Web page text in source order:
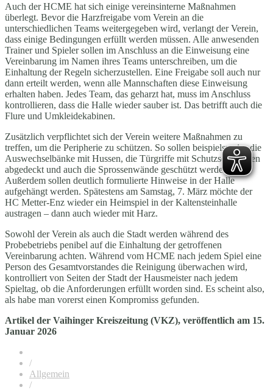
Auch der HCME hat sich einige vereinsinterne Maßnahmen
überlegt. Bevor die Harzfreigabe vom Verein an die
unterschiedlichen Teams weitergegeben wird, verlangt der Verein,
dass einige Bedingungen erfüllt werden müssen. Alle anwesenden
Trainer und Spieler sollen im Anschluss an die Einweisung eine
Vereinbarung im Namen ihres Teams unterschreiben, um die
Einhaltung der Regeln sicherzustellen. Eine Freigabe soll auch nur
dann erteilt werden, wenn alle Mannschaften diese Einweisung
erhalten haben. Jedes Team, das geharzt hat, muss im Anschluss
kontrollieren, dass die Halle wieder sauber ist. Das betrifft auch die
Flure und Umkleidekabinen.
Zusätzlich verpflichtet sich der Verein weitere Maßnahmen zu
treffen, um die Peripherie zu schützen. So sollen beispielsweise die
Auswechselbänke mit Hussen, die Türgriffe mit Schutzschläuchen
abgedeckt und auch die Sprossenwände geschützt werden.
Außerdem sollen deutlich formulierte Hinweise in der Halle
aufgehängt werden. Spätestens am Samstag, 7. März möchte der
HC Metter-Enz wieder ein Heimspiel in der Kaltensteinhalle
austragen – dann auch wieder mit Harz.
Sowohl der Verein als auch die Stadt werden während des
Probebetriebs penibel auf die Einhaltung der getroffenen
Vereinbarung achten. Während vom HCME nach jedem Spiel eine
Person des Gesamtvorstandes die Reinigung überwachen wird,
kontrolliert von Seiten der Stadt der Hausmeister nach jedem
Spieltag, ob die Anforderungen erfüllt worden sind. Es scheint also,
als habe man vorerst einen Kompromiss gefunden.
Artikel der Vaihinger Kreiszeitung (VKZ), veröffentlich am 15.
Januar 2026
/
Allgemein
/